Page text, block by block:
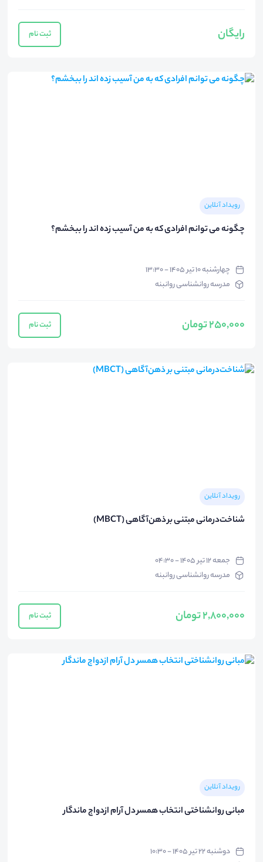
رایگان ثبت نام
رویداد آنلاین
چگونه می توانم افرادی که به من آسیب زده اند را ببخشم؟
چهارشنبه ۱۰ تیر ۱۴۰۵ - ۱۳:۳۰
مدرسه روانشناسی روانبنه
250,000 تومان ثبت نام
رویداد آنلاین
شناخت‌درمانی مبتنی بر ذهن‌آگاهی (MBCT)
جمعه ۱۲ تیر ۱۴۰۵ - ۰۴:۳۰
مدرسه روانشناسی روانبنه
2,800,000 تومان ثبت نام
رویداد آنلاین
مبانی روانشناختی انتخاب همسر دل آرام ازدواج ماندگار
دوشنبه ۲۲ تیر ۱۴۰۵ - ۱۰:۳۰